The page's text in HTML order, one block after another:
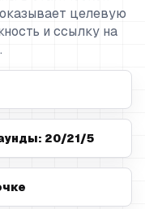
целевую
и ссылку на
: 20/21/5